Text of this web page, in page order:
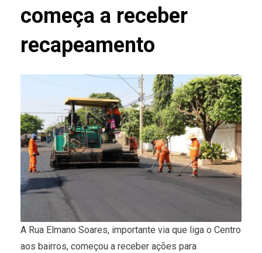
começa a receber
recapeamento
A Rua Elmano Soares, importante via que liga o Centro
aos bairros, começou a receber ações para